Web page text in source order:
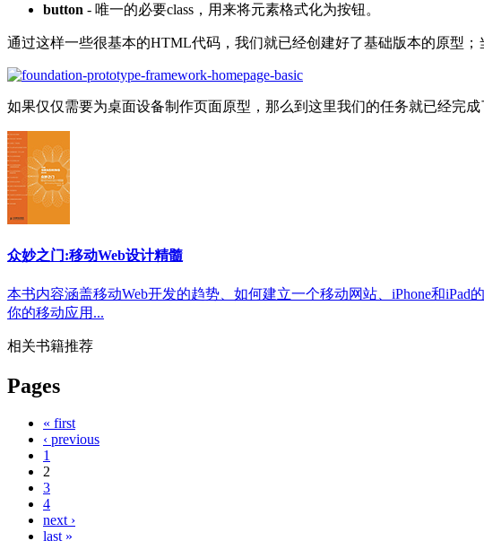
button - 唯一的必要class，用来将元素格式化为按钮。
通过这样一些很基本的HTML代码，我们就已经创建好了基础版本的原型；
如果仅仅需要为桌面设备制作页面原型，那么到这里我们的任务就已经完
众妙之门:移动Web设计精髓
本书内容涵盖移动Web开发的趋势、如何建立一个移动网站、iPhone和
你的移动应用...
相关书籍推荐
Pages
« first
‹ previous
1
2
3
4
next ›
last »